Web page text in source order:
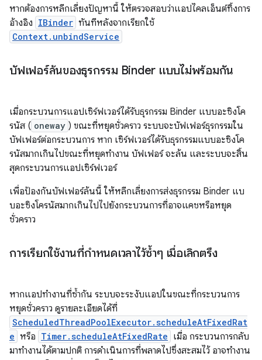
หากต้องการหลีกเลี่ยงปัญหานี้ ให้ตรวจสอบว่าแอปไคลเอ็นต์ทิ้งการ
อ้างอิง IBinder ทันทีหลังจากเรียกใช้
Context.unbindService
บัฟเฟอร์ล้นของธุรกรรม Binder แบบไม่พร้อมกัน
เมื่อกระบวนการแอปเซิร์ฟเวอร์ได้รับธุรกรรม Binder แบบอะซิงโค
รนัส ( oneway ) ขณะที่หยุดชั่วคราว ระบบจะบัฟเฟอร์ธุรกรรมใน
บัฟเฟอร์ต่อกระบวนการ หาก เซิร์ฟเวอร์ได้รับธุรกรรมแบบอะซิงโค
รนัสมากเกินไปขณะที่หยุดทำงาน บัฟเฟอร์ จะล้น และระบบจะสิ้น
สุดกระบวนการแอปเซิร์ฟเวอร์
เพื่อป้องกันบัฟเฟอร์ล้นนี้ ให้หลีกเลี่ยงการส่งธุรกรรม Binder แบ
บอะซิงโครนัสมากเกินไปไปยังกระบวนการที่อาจแคชหรือหยุด
ชั่วคราว
การเรียกใช้งานที่กำหนดเวลาไว้ซ้ำๆ เมื่อเลิกตรึง
หากแอปทำงานที่ซ้ำกัน ระบบจะระงับแอปในขณะที่กระบวนการ
หยุดชั่วคราว ดูรายละเอียดได้ที่
ScheduledThreadPoolExecutor.scheduleAtFixedRat
e หรือ Timer.scheduleAtFixedRate เมื่อ กระบวนการกลับ
มาทำงานได้ตามปกติ การดำเนินการที่พลาดไปซึ่งสะสมไว้ อาจทำงาน